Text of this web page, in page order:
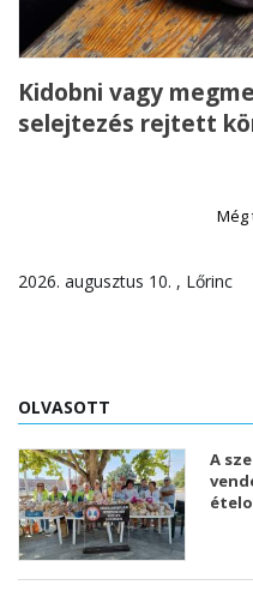
Kidobni vagy
selejtezés rejtett
Még
2026. augusztus 10. , Lőrinc
OLVASOTT
A